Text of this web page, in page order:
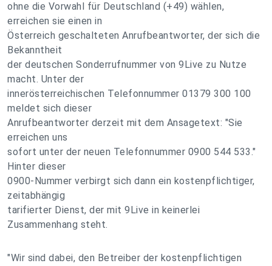
ohne die Vorwahl für Deutschland (+49) wählen,
erreichen sie einen in
Österreich geschalteten Anrufbeantworter, der sich die
Bekanntheit
der deutschen Sonderrufnummer von 9Live zu Nutze
macht. Unter der
innerösterreichischen Telefonnummer 01379 300 100
meldet sich dieser
Anrufbeantworter derzeit mit dem Ansagetext: "Sie
erreichen uns
sofort unter der neuen Telefonnummer 0900 544 533."
Hinter dieser
0900-Nummer verbirgt sich dann ein kostenpflichtiger,
zeitabhängig
tarifierter Dienst, der mit 9Live in keinerlei
Zusammenhang steht.
"Wir sind dabei, den Betreiber der kostenpflichtigen